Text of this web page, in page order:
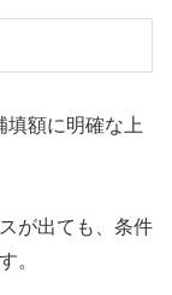
填額に明確な上
が出ても、条件
。